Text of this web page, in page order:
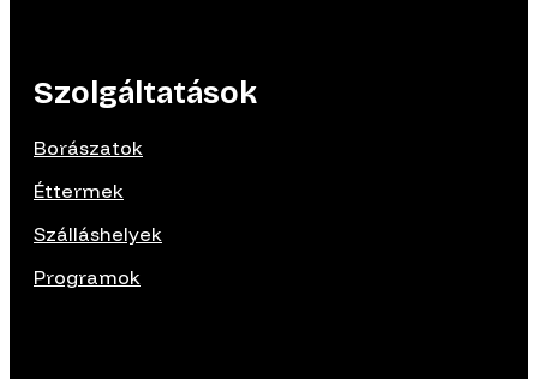
Szolgáltatások
Borászatok
Éttermek
Szálláshelyek
Programok